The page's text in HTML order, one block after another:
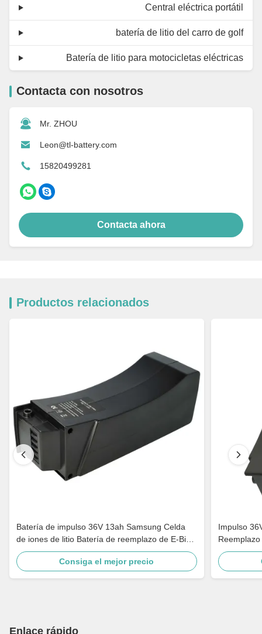
Central eléctrica portátil
batería de litio del carro de golf
Batería de litio para motocicletas eléctricas
Contacta con nosotros
Mr. ZHOU
Leon@tl-battery.com
15820499281
Contacta ahora
Productos relacionados
Batería de impulso 36V 13ah Samsung Celda
de iones de litio Batería de reemplazo de E-Bike
Compatible con Ebikes
Consiga el mejor precio
Impulso
Energía
Vehículo
Enlace rápido